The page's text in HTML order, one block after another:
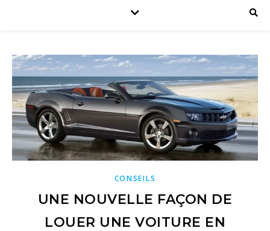
CONSEILS
UNE NOUVELLE FAÇON DE
LOUER UNE VOITURE EN